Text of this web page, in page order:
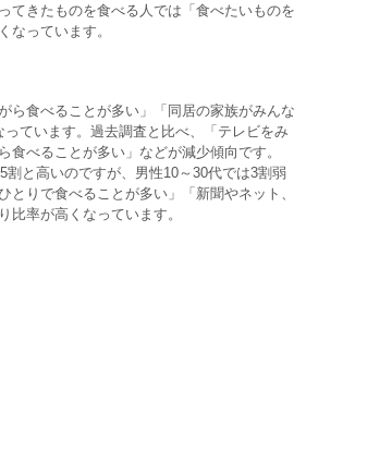
てきたものを食べる人では「食べたいものを
なっています。
食べることが多い」「同居の家族がみんな
ています。過去調査と比べ、「テレビをみ
べることが多い」などが減少傾向です。
割と高いのですが、男性10～30代では3割弱
りで食べることが多い」「新聞やネット、
率が高くなっています。